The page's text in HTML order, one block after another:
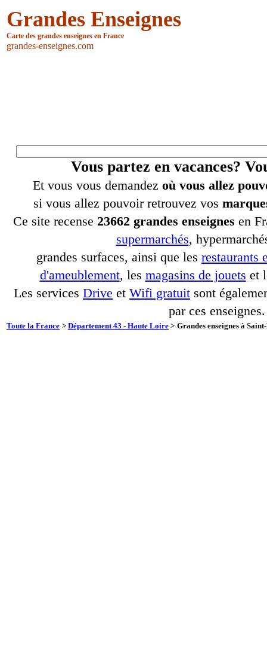
Grandes Enseignes
Carte des grandes enseignes en France
grandes-enseignes.com
Vous partez en vacances?
Et vous vous demandez où vous allez
si vous allez pouvoir retrouvez vos
Ce site recense 23662 grandes enseignes en
supermarchés,
grandes surfaces, ainsi que les restaurants
d'ameublement, les magasins de jouets et
Les services Drive et Wifi gratuit sont
par ces enseignes.
Toute la France > Département 43 - Haute Loire > Grandes enseignes à